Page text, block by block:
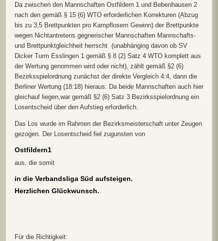
Da zwischen den Mannschaften Ostfildern 1 und Bebenhausen 2
nach den gemäß § 15 (6) WTO erforderlichen Korrekturen (Abzug
bis zu 3,5 Brettpunkten pro Kampflosem Gewinn) der Brettpunkte
wegen Nichtantretens gegnerischer Mannschaften Mannschafts-
und Brettpunktgleichheit herrscht (unabhänging davon ob SV
Dicker Turm Esslingen 1 gemäß § 8 (2) Satz 4 WTO komplett aus
der Wertung genommen wird oder nicht), zählt gemäß §2 (6)
Bezirksspielordnung zunächst der direkte Vergleich 4:4, dann die
Berliner Wertung (18:18) hieraus. Da beide Mannschaften auch hier
gleichauf liegen,war gemäß §2 (6) Satz 3 Bezirksspielordnung ein
Losentscheid über den Aufstieg erforderlich.
Das Los wurde im Rahmen der Bezirksmeisterschaft unter Zeugen
gezogen. Der Losentscheid fiel zugunsten von
Ostfildern1
aus, die somit
in die Verbandsliga Süd aufsteigen.
Herzlichen Glückwunsch.
Für die Richtigkeit: